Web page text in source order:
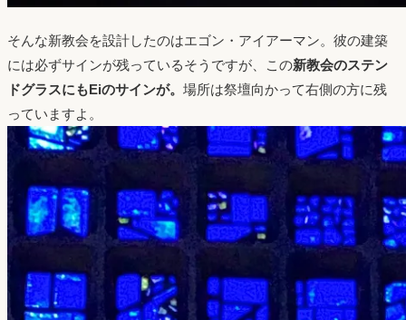
そんな新教会を設計したのはエゴン・アイアーマン。彼の建築
には必ずサインが残っているそうですが、この新教会のステン
ドグラスにもEiのサインが。 場所は祭壇向かって右側の方に残
っていますよ。